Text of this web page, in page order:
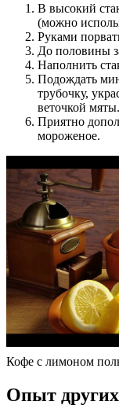
В высокий
(можно
Руками
До половины
Наполнить
Подождать
трубочку,
веточкой мяты.
Приятно
мороженое.
Кофе с лимоном
Опыт